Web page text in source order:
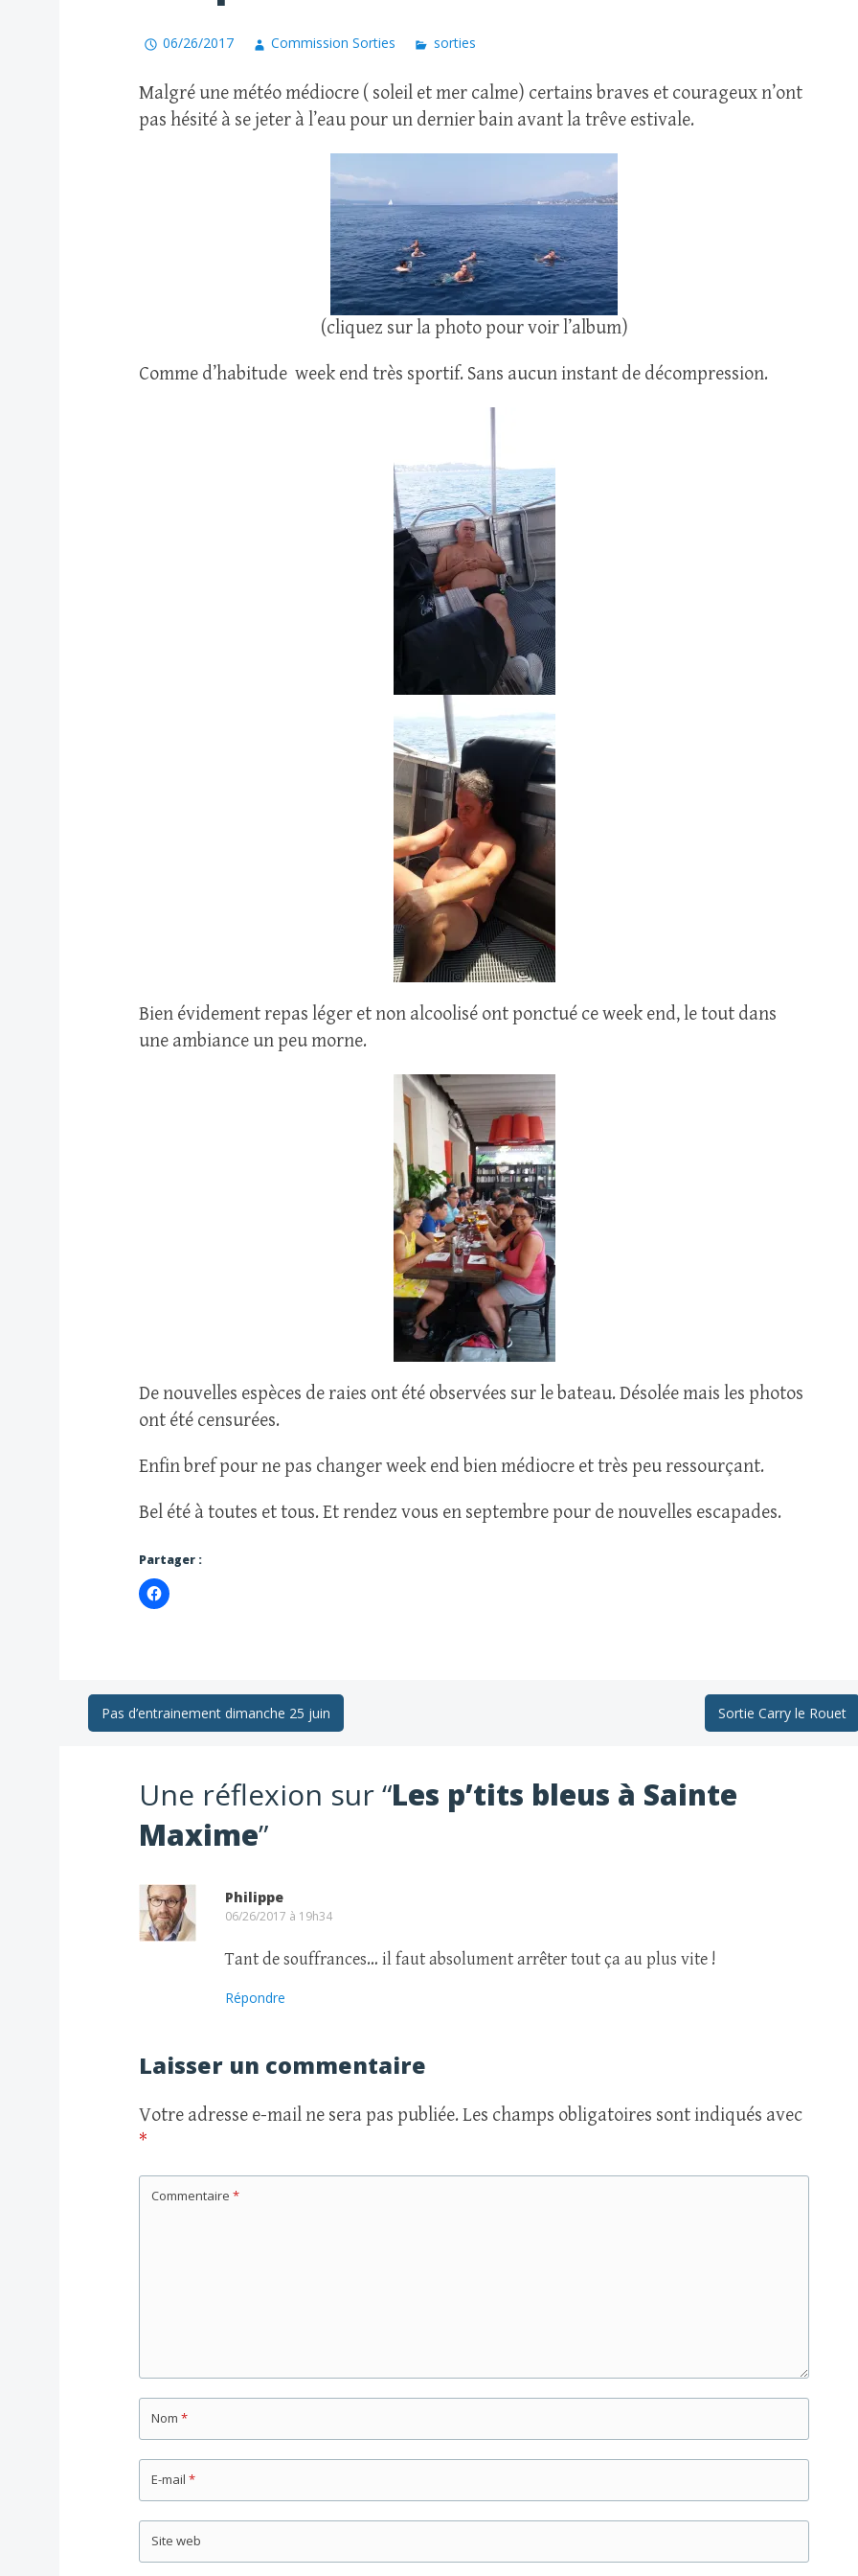
06/26/2017 Commission Sorties sorties
Malgré une météo médiocre ( soleil et mer calme) certains braves et courageux n’ont
pas hésité à se jeter à l’eau pour un dernier bain avant la trêve estivale.
(cliquez sur la photo pour voir l’album)
Comme d’habitude week end très sportif. Sans aucun instant de décompression.
Bien évidement repas léger et non alcoolisé ont ponctué ce week end, le tout dans
une ambiance un peu morne.
De nouvelles espèces de raies ont été observées sur le bateau. Désolée mais les photos
ont été censurées.
Enfin bref pour ne pas changer week end bien médiocre et très peu ressourçant.
Bel été à toutes et tous. Et rendez vous en septembre pour de nouvelles escapades.
Partager :
Navigation
articles
Pas d’entrainement dimanche 25 juin Sortie Carry le Rouet
Une réflexion sur “Les p’tits bleus à Sainte
Maxime”
Philippe
06/26/2017 à 19h34
Tant de souffrances… il faut absolument arrêter tout ça au plus vite !
Répondre
Laisser un commentaire
Votre adresse e-mail ne sera pas publiée. Les champs obligatoires sont indiqués avec
*
Commentaire *
Nom *
E-mail *
Site web